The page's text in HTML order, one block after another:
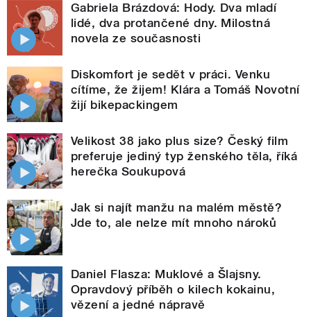
Gabriela Brázdová: Hody. Dva mladí
lidé, dva protančené dny. Milostná
novela ze současnosti
Diskomfort je sedět v práci. Venku
cítíme, že žijem! Klára a Tomáš Novotní
žijí bikepackingem
Velikost 38 jako plus size? Český film
preferuje jediný typ ženského těla, říká
herečka Soukupová
Jak si najít manžu na malém městě?
Jde to, ale nelze mít mnoho nároků
Daniel Flasza: Muklové a Šlajsny.
Opravdový příběh o kilech kokainu,
vězení a jedné nápravě